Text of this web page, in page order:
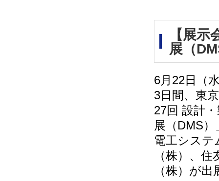
【展
展（
6月22日（
3日間、東
27回 設計
展（DMS
電工システ
（株）、
（株）が